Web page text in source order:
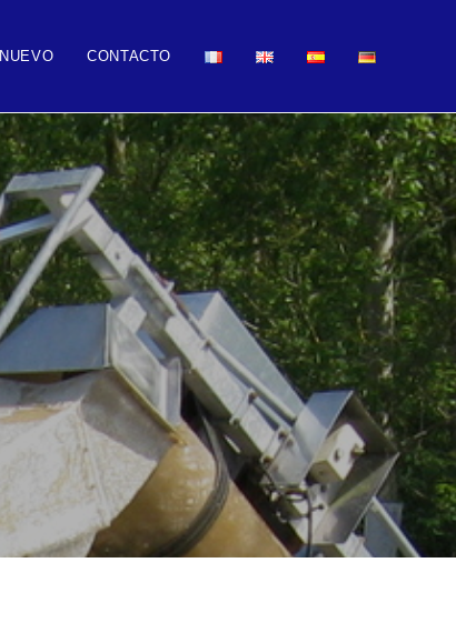
NUEVO CONTACTO